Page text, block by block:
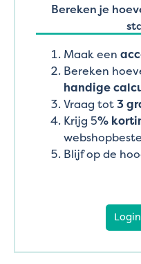
Bereken je
Maak een
Bereken
handige
Vraag tot3
Krijg 5%
Blijf op de